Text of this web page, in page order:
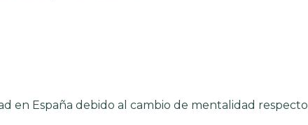
en España debido al cambio de mentalidad